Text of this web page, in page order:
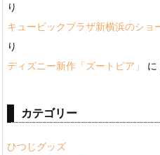
り
キュービックプラザ新横浜のショ
り
ディズニー新作「ズートピア」
に
カテゴリー
ひつじグッズ